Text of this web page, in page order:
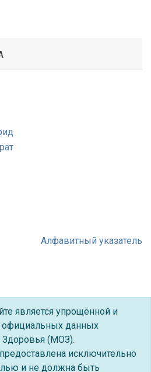
Алфавитный указатель
является упрощённой и
официальных данных
Здоровья (МОЗ).
исключительно
и не должна быть